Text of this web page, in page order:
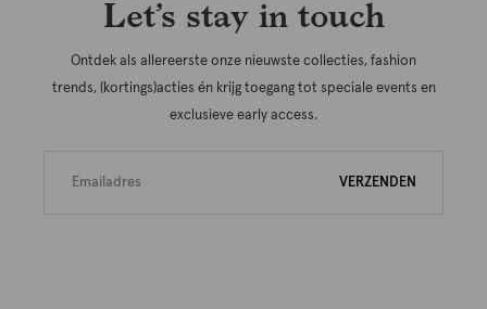
Let’s stay in touch
Ontdek als allereerste onze nieuwste collecties, fashion
trends, (kortings)acties én krijg toegang tot speciale events en
exclusieve early access.
VERZENDEN